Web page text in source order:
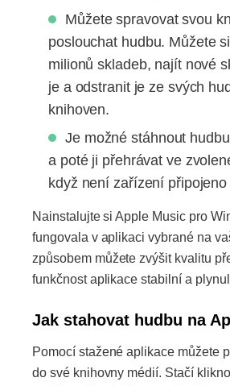
Můžete spravovat svou
poslouchat hudbu. Můžete
milionů skladeb, najít nové
je a odstranit je ze svých
knihoven.
Je možné stáhnout
a poté ji přehrávat ve
když není zařízení připojeno
Nainstalujte si Apple Music pro
fungovala v aplikaci vybrané na
způsobem můžete zvýšit kvalitu
funkčnost aplikace stabilní a
Jak stahovat hudbu na
Pomocí stažené aplikace můžete
do své knihovny médií. Stačí